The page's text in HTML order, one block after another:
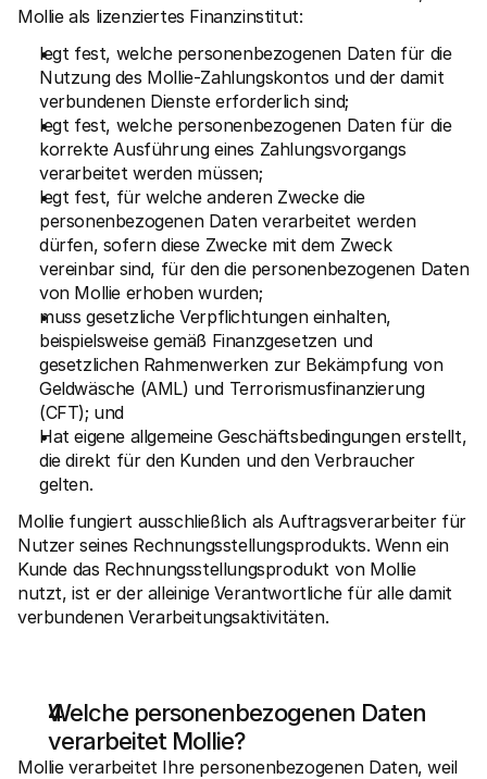
Mollie als lizenziertes Finanzinstitut:
legt fest, welche personenbezogenen Daten für die
Nutzung des Mollie-Zahlungskontos und der damit
verbundenen Dienste erforderlich sind;
legt fest, welche personenbezogenen Daten für die
korrekte Ausführung eines Zahlungsvorgangs
verarbeitet werden müssen;
legt fest, für welche anderen Zwecke die
personenbezogenen Daten verarbeitet werden
dürfen, sofern diese Zwecke mit dem Zweck
vereinbar sind, für den die personenbezogenen Daten
von Mollie erhoben wurden;
muss gesetzliche Verpflichtungen einhalten,
beispielsweise gemäß Finanzgesetzen und
gesetzlichen Rahmenwerken zur Bekämpfung von
Geldwäsche (AML) und Terrorismusfinanzierung
(CFT); und
Hat eigene allgemeine Geschäftsbedingungen erstellt,
die direkt für den Kunden und den Verbraucher
gelten.
Mollie fungiert ausschließlich als Auftragsverarbeiter für
Nutzer seines Rechnungsstellungsprodukts. Wenn ein
Kunde das Rechnungsstellungsprodukt von Mollie
nutzt, ist er der alleinige Verantwortliche für alle damit
verbundenen Verarbeitungsaktivitäten.
Welche personenbezogenen Daten
verarbeitet Mollie?
Mollie verarbeitet Ihre personenbezogenen Daten, weil